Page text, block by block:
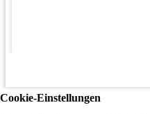
Cookie-Einstellungen